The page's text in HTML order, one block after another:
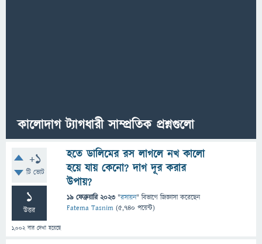
কালোদাগ ট্যাগধারী সাম্প্রতিক প্রশ্নগুলো
+1
টি ভোট
1
উত্তর
1,002বার দেখা হয়েছে
হতে ডালিমের রস লাগলে নখ কালো
হয়ে যায় কেনো? দাগ দূর করার
উপায়?
19 ফেব্রুয়ারি 2023 "রসায়ন" বিভাগে জিজ্ঞাসাকরেছেন
Fatema Tasnim (5,740 পয়েন্ট)